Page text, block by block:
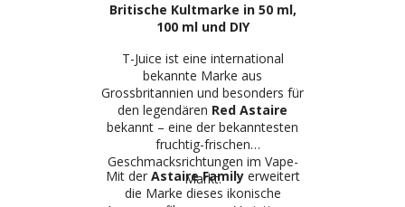
Britische Kultmarke in 50 ml,
100 ml und DIY
T-Juice ist eine international
bekannte Marke aus
Grossbritannien und besonders für
den legendären Red Astaire
bekannt – eine der bekanntesten
fruchtig-frischen
Geschmacksrichtungen im Vape-
Markt.
Mit der Astaire Familyerweitert
die Marke dieses ikonische